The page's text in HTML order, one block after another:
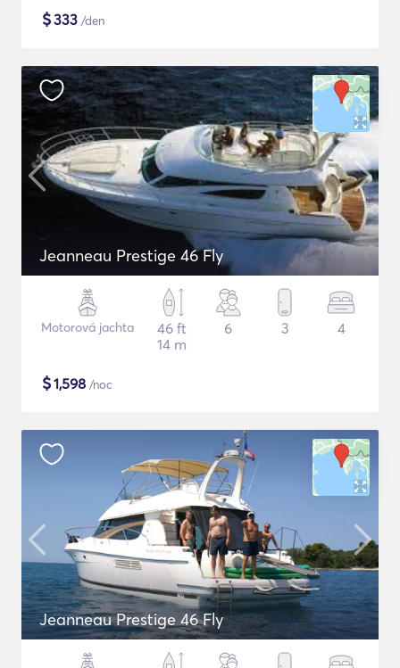
$333 /den
Jeanneau Prestige 46 Fly
Motorová jachta
46 ft
14 m
6 3 4
$1,598 /noc
Jeanneau Prestige 46 Fly